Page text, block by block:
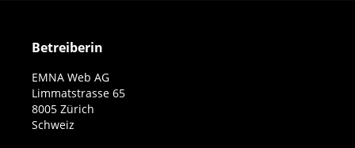
Betreiberin
EMNA Web AG
Limmatstrasse 65
8005 Zürich
Schweiz